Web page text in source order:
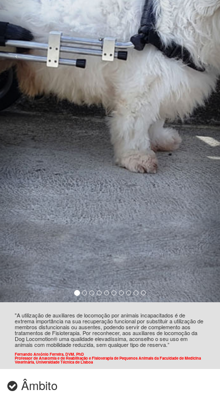
"A utilização de auxiliares de locomoção por animais incapacitados é de
extrema importância na sua recuperação funcional por substituir a utilização de
membros disfuncionais ou ausentes, podendo servir de complemento aos
tratamentos de Fisioterapia. Por reconhecer, aos auxiliares de locomoção da
Dog Locomotion® uma qualidade elevadíssima, aconselho o seu uso em
animais com mobilidade reduzida, sem qualquer tipo de reserva.”
Fernando António Ferreira, DVM, PhD
Professor de Anatomia e de Reabilitação e Fisioterapia de Pequenos Animais da Faculdade de Medicina
Veterinária, Universidade Técnica de Lisboa
Âmbito